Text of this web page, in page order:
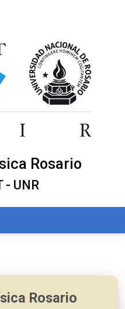
Rosario
- UNR
Rosario